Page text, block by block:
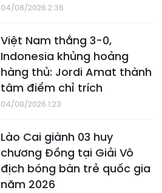
04/08/2026 2:36
Việt Nam thắng 3-0,
Indonesia khủng hoảng
hàng thủ: Jordi Amat thành
tâm điểm chỉ trích
04/08/2026 1:23
Lào Cai giành 03 huy
chương Đồng tại Giải Vô
địch bóng bàn trẻ quốc gia
năm 2026